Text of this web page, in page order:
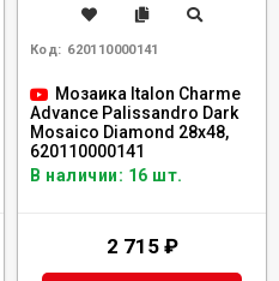
Код: 620110000141
Мозаика Italon Charme
Advance Palissandro Dark
Mosaico Diamond 28x48,
620110000141
В наличии: 16 шт.
2 715 ₽